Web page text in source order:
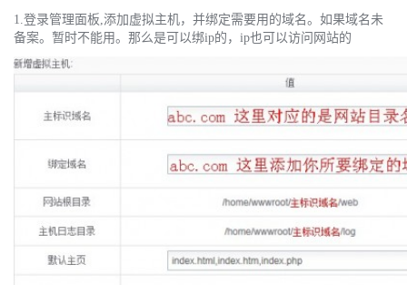
1.登录管理面板,添加虚拟主机，并绑定需要用的域名。如果域名未
备案。暂时不能用。那么是可以绑ip的，ip也可以访问网站的